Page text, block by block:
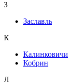
З
Заславль
К
Калинковичи
Кобрин
Л